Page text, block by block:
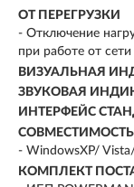
ОТ ПЕРЕГРУЗКИ
- Отключение
при работе от
ВИЗУАЛЬНАЯ
ЗВУКОВАЯ
ИНТЕРФЕЙС
- WindowsXP/
КОМПЛЕКТ